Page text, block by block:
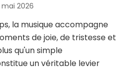
2026
la musique accompagne
de joie, de tristesse et
qu'un simple
un véritable levier